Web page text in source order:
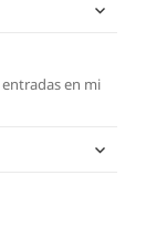
menú
inferior
en mi
expande